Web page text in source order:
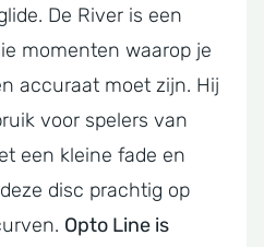
De River is een
momenten waarop je
accuraat moet zijn. Hij
voor spelers van
een kleine fade en
disc prachtig op
Opto Line is